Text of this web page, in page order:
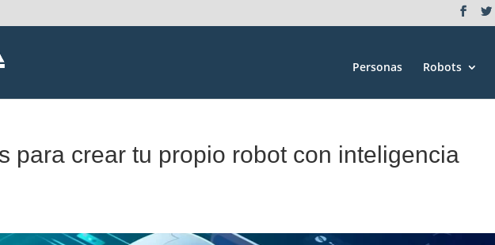
Personas Robots
para crear tu propio robot con inteligencia